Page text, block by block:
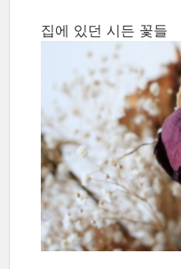
집에 있던 시든 꽃들